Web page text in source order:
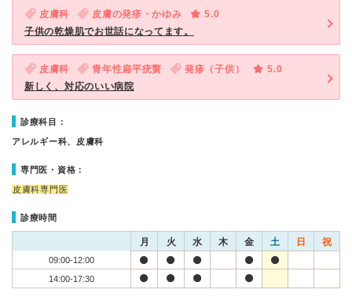
皮膚科 皮膚の発疹・かゆみ
5.0
子供の乾燥肌でお世話になってます。
皮膚科 青年性扁平疣贅 発疹（子供）
5.0
新しく、対応のいい病院
診療科目：
アレルギー科、皮膚科
専門医・資格：
皮膚科専門医
診療時間
月 火 水 木 金 土 日 祝
09:00-12:00
14:00-17:30